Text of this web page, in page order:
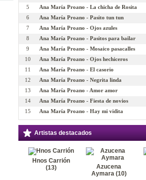
5
Ana María Proano - La chicha de Rosita
6
Ana María Proano - Pasito tun tun
7
Ana María Proano - Ojos azules
8
Ana María Proano - Pasitos para bailar
9
Ana María Proano - Mosaico pasacalles
10
Ana María Proano - Ojos hechiceros
11
Ana María Proano - El casorio
12
Ana María Proano - Negrita linda
13
Ana María Proano - Amor amor
14
Ana María Proano - Fiesta de novios
15
Ana María Proano - Hay mi vidita
Artistas destacados
Hnos Carrión
(13)
Azucena
Aymara (10)